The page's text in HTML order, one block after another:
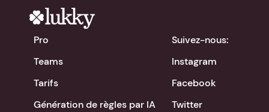
Pro
Teams
Tarifs
Génération de règles par IA
Suivez-nous:
Instagram
Facebook
Twitter